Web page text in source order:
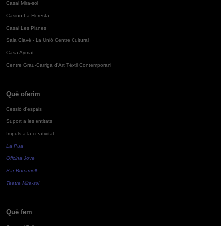
Casal Mira-sol
Casino La Floresta
Casal Les Planes
Sala Clavé - La Unió Centre Cultural
Casa Aymat
Centre Grau-Garriga d'Art Tèxtil Contemporani
Què oferim
Cessió d'espais
Suport a les entitats
Impuls a la creativitat
La Pua
Oficina Jove
Bar Bocamoll
Teatre Mira-sol
Què fem